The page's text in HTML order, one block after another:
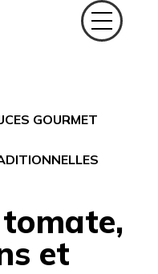
GOURMET
et